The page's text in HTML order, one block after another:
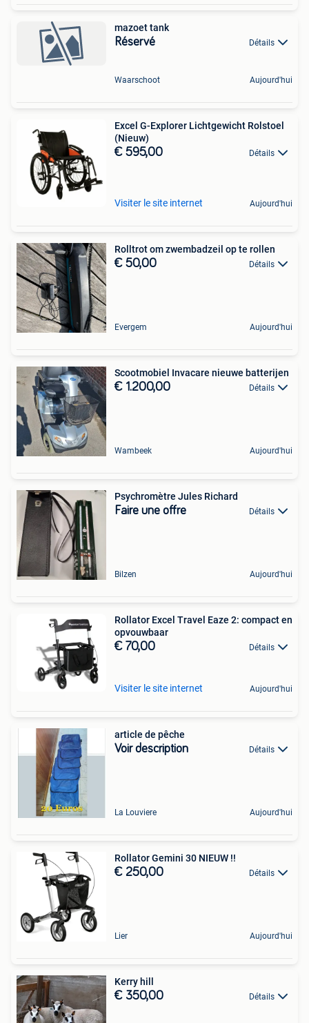
mazoet tank
Réservé Détails
Waarschoot Aujourd'hui
Excel G-Explorer Lichtgewicht Rolstoel
(Nieuw)
€ 595,00 Détails
Visiter le site internet Aujourd'hui
Rolltrot om zwembadzeil op te rollen
€ 50,00 Détails
Evergem Aujourd'hui
Scootmobiel Invacare nieuwe batterijen
€ 1.200,00 Détails
Wambeek Aujourd'hui
Psychromètre Jules Richard
Faire une offre Détails
Bilzen Aujourd'hui
Rollator Excel Travel Eaze 2: compact en
opvouwbaar
€ 70,00 Détails
Visiter le site internet Aujourd'hui
article de pêche
Voir description Détails
La Louviere Aujourd'hui
Rollator Gemini 30 NIEUW !!
€ 250,00 Détails
Lier Aujourd'hui
Kerry hill
€ 350,00 Détails